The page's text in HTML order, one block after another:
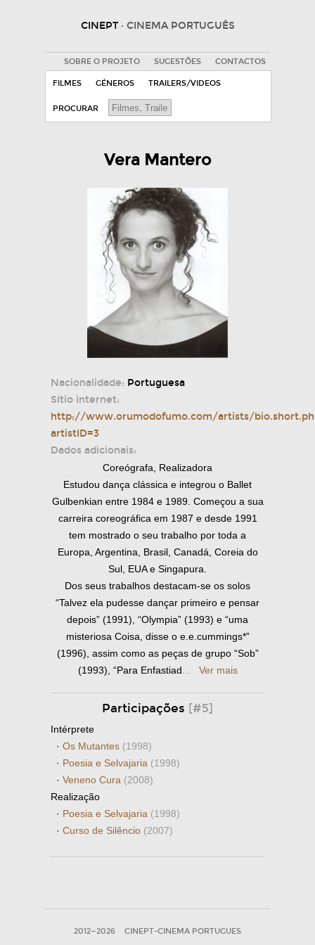
CINEPT · CINEMA PORTUGUÊS
SOBRE O PROJETO SUGESTÕES CONTACTOS
FILMES GÉNEROS TRAILERS/VIDEOS
PROCURAR
Vera Mantero
Nacionalidade: Portuguesa
Sítio internet:
http://www.orumodofumo.com/artists/
artistID=3
Dados adicionais:
Coreógrafa, Realizadora
Estudou dança clássica e integrou o Ballet
Gulbenkian entre 1984 e 1989. Começou a sua
carreira coreográfica em 1987 e desde 1991
tem mostrado o seu trabalho por toda a
Europa, Argentina, Brasil, Canadá, Coreia do
Sul, EUA e Singapura.
Dos seus trabalhos destacam-se os solos
“Talvez ela pudesse dançar primeiro e pensar
depois” (1991), “Olympia” (1993) e “uma
misteriosa Coisa, disse o e.e.cummings*”
(1996), assim como as peças de grupo “Sob”
(1993), “Para Enfastiad
Ver mais
Participações [#5]
Intérprete
· Os Mutantes (1998)
· Poesia e Selvajaria (1998)
· Veneno Cura (2008)
Realização
· Poesia e Selvajaria (1998)
· Curso de Silêncio (2007)
2012—2026 CINEPT-CINEMA PORTUGUES